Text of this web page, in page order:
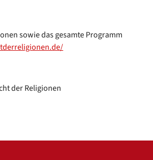
sowie das gesamte Programm
der Religionen